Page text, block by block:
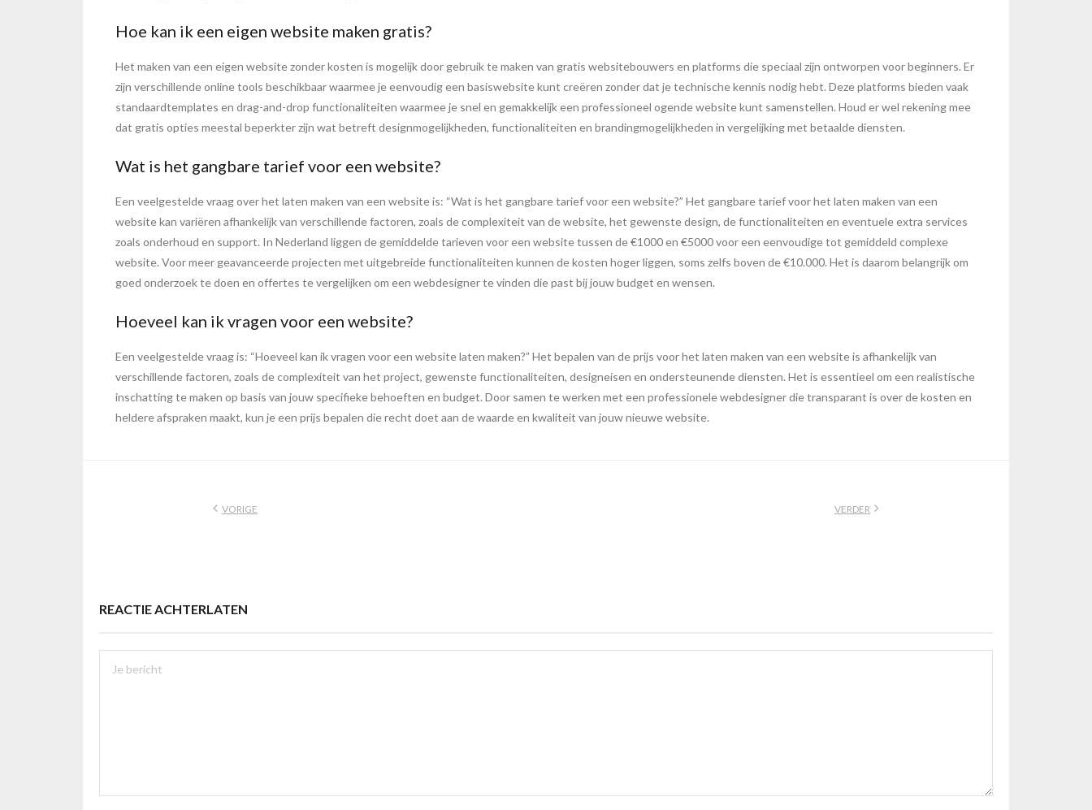
Hoe kan ik een eigen website maken gratis?
Het maken van een eigen website zonder kosten is mogelijk door gebruik te maken van gratis websitebouwers en platforms die speciaal zijn ontworpen voor beginners. Er
zijn verschillende online tools beschikbaar waarmee je eenvoudig een basiswebsite kunt creëren zonder dat je technische kennis nodig hebt. Deze platforms bieden vaak
standaardtemplates en drag-and-drop functionaliteiten waarmee je snel en gemakkelijk een professioneel ogende website kunt samenstellen. Houd er wel rekening mee
dat gratis opties meestal beperkter zijn wat betreft designmogelijkheden, functionaliteiten en brandingmogelijkheden in vergelijking met betaalde diensten.
Wat is het gangbare tarief voor een website?
Een veelgestelde vraag over het laten maken van een website is: “Wat is het gangbare tarief voor een website?” Het gangbare tarief voor het laten maken van een
website kan variëren afhankelijk van verschillende factoren, zoals de complexiteit van de website, het gewenste design, de functionaliteiten en eventuele extra services
zoals onderhoud en support. In Nederland liggen de gemiddelde tarieven voor een website tussen de €1000 en €5000 voor een eenvoudige tot gemiddeld complexe
website. Voor meer geavanceerde projecten met uitgebreide functionaliteiten kunnen de kosten hoger liggen, soms zelfs boven de €10.000. Het is daarom belangrijk om
goed onderzoek te doen en offertes te vergelijken om een webdesigner te vinden die past bij jouw budget en wensen.
Hoeveel kan ik vragen voor een website?
Een veelgestelde vraag is: “Hoeveel kan ik vragen voor een website laten maken?” Het bepalen van de prijs voor het laten maken van een website is afhankelijk van
verschillende factoren, zoals de complexiteit van het project, gewenste functionaliteiten, designeisen en ondersteunende diensten. Het is essentieel om een realistische
inschatting te maken op basis van jouw specifieke behoeften en budget. Door samen te werken met een professionele webdesigner die transparant is over de kosten en
heldere afspraken maakt, kun je een prijs bepalen die recht doet aan de waarde en kwaliteit van jouw nieuwe website.
VORIGE VERDER
REACTIE ACHTERLATEN